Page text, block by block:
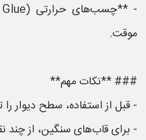
موقت.
### **نکات مهم**
- قبل از استفاده، سطح دیوار
- برای قاب‌های سنگین، از چند